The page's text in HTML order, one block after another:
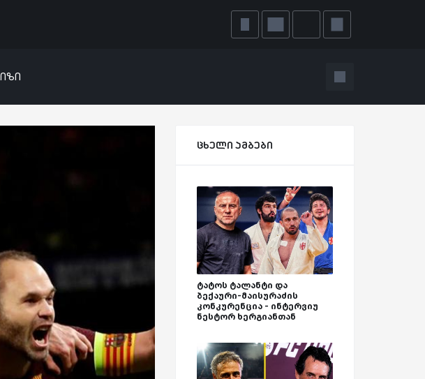
ცხელი ამბები
ტატოს ტალანტი და
ბექაური-მაისურაძის
კონკურენცია - ინტერვიუ
ნესტორ ხერგიანთან